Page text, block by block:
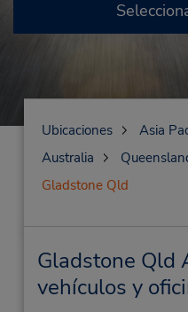
Ubicaciones
Asia
Australia
Gladstone Qld
Gladstone Qld
vehículos y